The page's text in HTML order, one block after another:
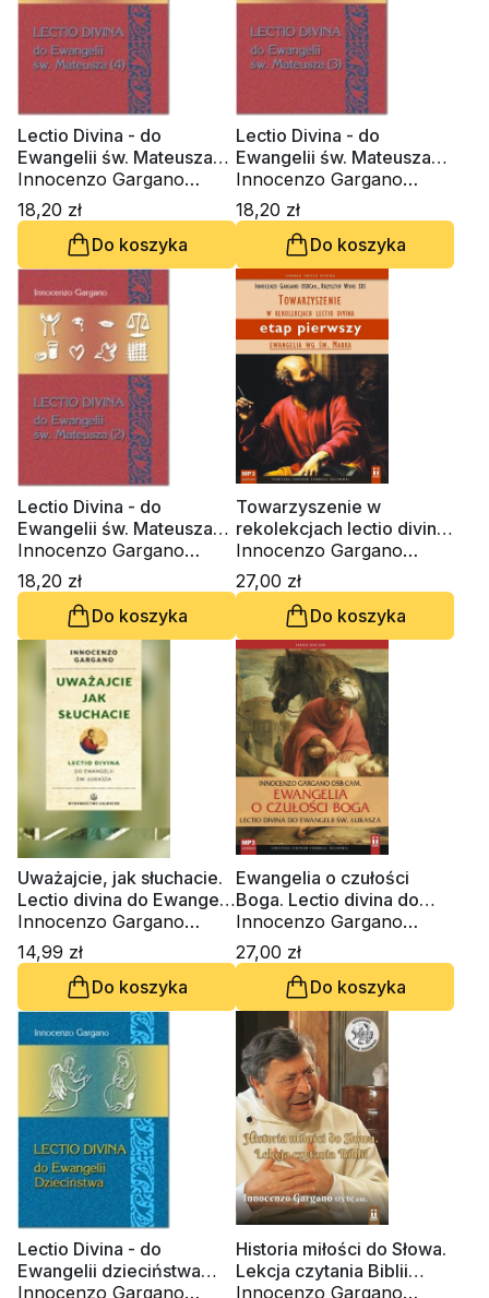
Lectio Divina - do
Ewangelii św. Mateusza
(4) (Tom 26)
Innocenzo Gargano
OSBCam.
18,20 zł
Do koszyka
Lectio Divina - do
Ewangelii św. Mateusza
(3) (Tom 25)
Innocenzo Gargano
OSBCam.
18,20 zł
Do koszyka
Lectio Divina - do
Ewangelii św. Mateusza
(2) (Tom 24)
Innocenzo Gargano
OSBCam.
18,20 zł
Do koszyka
Towarzyszenie w
rekolekcjach lectio divina.
Ewangelia wg św. Marka
(CD-audiobook)
Innocenzo Gargano
OSBCam., ks. Krzysztof
Wons SDS
27,00 zł
Do koszyka
Uważajcie, jak słuchacie.
Lectio divina do Ewangelii
św. Łukasza
Innocenzo Gargano
OSBCam.
14,99 zł
Do koszyka
Ewangelia o czułości
Boga. Lectio divina do
Ewangelii św. Łukasza
(CD-Audiobook)
Innocenzo Gargano
OSBCam.
27,00 zł
Do koszyka
Lectio Divina - do
Ewangelii dzieciństwa
(Tom 23)
Innocenzo Gargano
Historia miłości do Słowa.
Lekcja czytania Biblii
(DVD)
Innocenzo Gargano